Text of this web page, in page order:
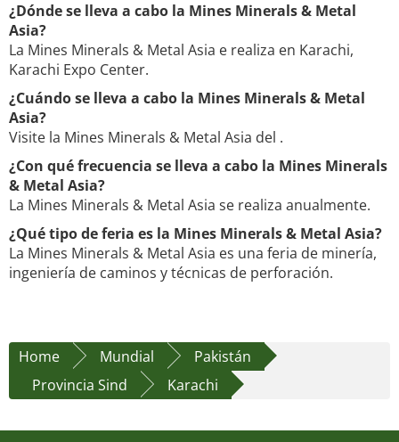
¿Dónde se lleva a cabo la Mines Minerals & Metal
Asia?
La Mines Minerals & Metal Asia e realiza en Karachi,
Karachi Expo Center.
¿Cuándo se lleva a cabo la Mines Minerals & Metal
Asia?
Visite la Mines Minerals & Metal Asia del .
¿Con qué frecuencia se lleva a cabo la Mines Minerals
& Metal Asia?
La Mines Minerals & Metal Asia se realiza anualmente.
¿Qué tipo de feria es la Mines Minerals & Metal Asia?
La Mines Minerals & Metal Asia es una feria de minería,
ingeniería de caminos y técnicas de perforación.
Home Mundial
Pakistán
Provincia Sind
Karachi